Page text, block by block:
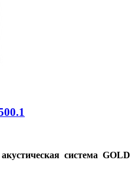
система GOLD